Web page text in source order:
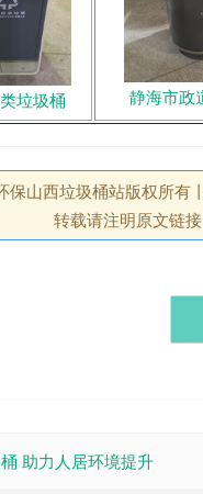
垃圾桶 静海市政
保山西垃圾桶站版权所有
转载请注明原文链接
助力人居环境提升